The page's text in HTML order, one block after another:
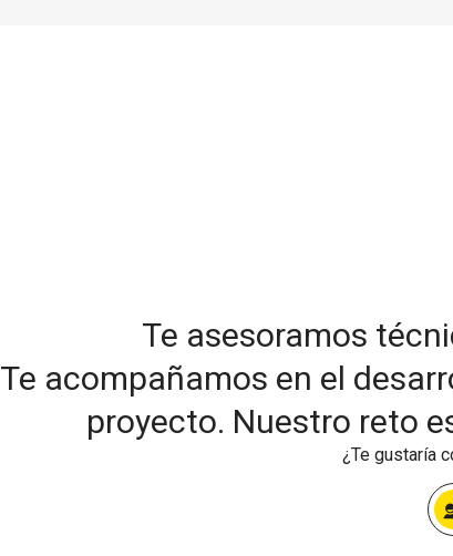
Te asesoramos
Te acompañamos en el
proyecto. Nuestro reto
¿Te gustaría